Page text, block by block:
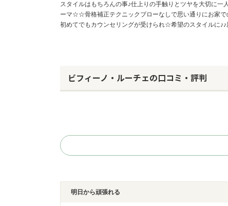
スタイルはもちろんの事♪仕上りの手触りとツヤを大切に
ーマ☆☆骨格補正テクニックブローなしで思い通りにお家
初めてでもカウンセリングが受けられ☆希望のスタイルに
ビフィーノ・ルーチェの口コミ・評判
明日から頑張れる